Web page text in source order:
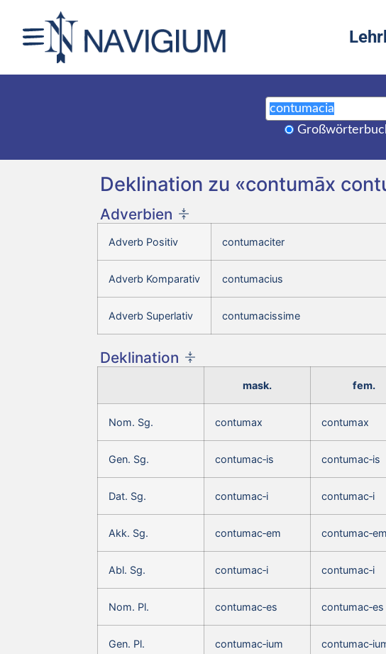
Deklination zu «contumāx
Adverbien
Adverb Positiv contumaciter
Adverb Komparativ contumacius
Adverb Superlativ contumacissime
Deklination
mask. fem.
Nom. Sg. contumax contumax
Gen. Sg. contumac‑is contumac‑is
Dat. Sg. contumac‑i contumac‑i
Akk. Sg. contumac‑em contumac‑em
Abl. Sg. contumac‑i contumac‑i
Nom. Pl. contumac‑es contumac‑es
Gen. Pl. contumac‑ium